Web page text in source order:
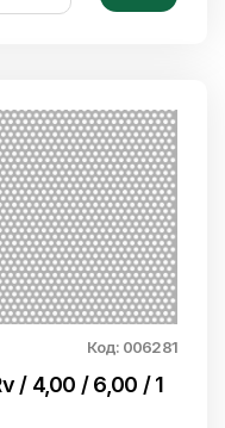
Код: 006281
/ 4,00 / 6,00 / 1